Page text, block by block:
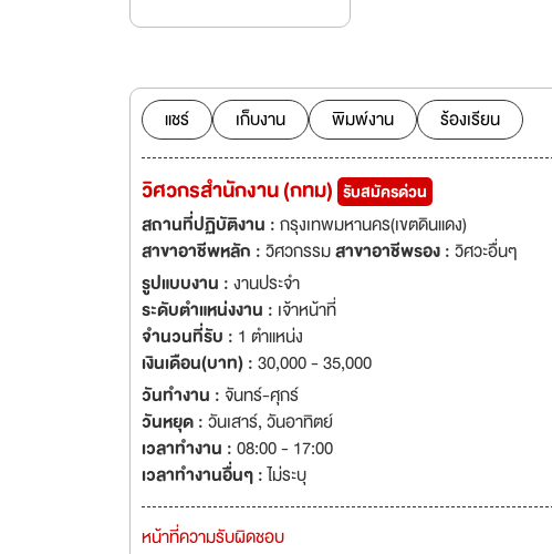
แชร์ เก็บงาน พิมพ์งาน ร้องเรียน
วิศวกรสำนักงาน (กทม) รับสมัครด่วน
สถานที่ปฏิบัติงาน :กรุงเทพมหานคร(เขตดินแดง)
สาขาอาชีพหลัก :วิศวกรรมสาขาอาชีพรอง :วิศวะอื่นๆ
รูปแบบงาน :งานประจำ
ระดับตำแหน่งงาน : เจ้าหน้าที่
จำนวนที่รับ : 1 ตำแหน่ง
เงินเดือน(บาท) :30,000 - 35,000
วันทำงาน : จันทร์-ศุกร์
วันหยุด :วันเสาร์,วันอาทิตย์
เวลาทำงาน :08:00 - 17:00
เวลาทำงานอื่นๆ :ไม่ระบุ
หน้าที่ความรับผิดชอบ